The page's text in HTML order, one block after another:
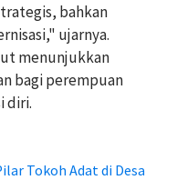
bahkan
ujarnya.
menunjukkan
bagi perempuan
diri.
Tokoh Adat di Desa